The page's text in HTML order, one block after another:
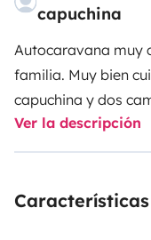
capuchina
Autocaravana muy
familia. Muy bien
capuchina y dos
Comedor
con ducha con
trivalente con
Ver la descripción
Características